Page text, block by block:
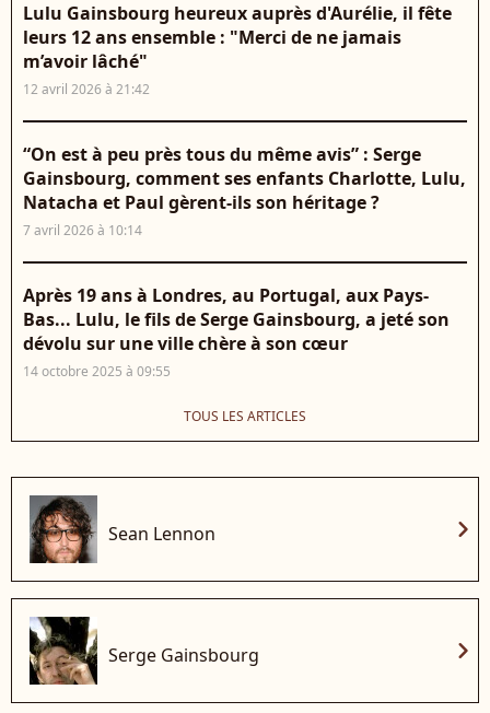
Lulu Gainsbourg heureux auprès d'Aurélie, il fête
leurs 12 ans ensemble : "Merci de ne jamais
m’avoir lâché"
12 avril 2026 à 21:42
“On est à peu près tous du même avis” : Serge
Gainsbourg, comment ses enfants Charlotte, Lulu,
Natacha et Paul gèrent-ils son héritage ?
7 avril 2026 à 10:14
Après 19 ans à Londres, au Portugal, aux Pays-
Bas... Lulu, le fils de Serge Gainsbourg, a jeté son
dévolu sur une ville chère à son cœur
14 octobre 2025 à 09:55
TOUS LES ARTICLES
Sean Lennon chevron_right
Serge Gainsbourg chevron_right